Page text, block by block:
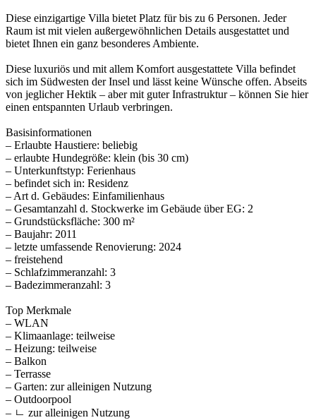
Diese einzigartige Villa bietet Platz für bis zu 6 Personen. Jeder
Raum ist mit vielen außergewöhnlichen Details ausgestattet und
bietet Ihnen ein ganz besonderes Ambiente.
Diese luxuriös und mit allem Komfort ausgestattete Villa befindet
sich im Südwesten der Insel und lässt keine Wünsche offen. Abseits
von jeglicher Hektik – aber mit guter Infrastruktur – können Sie hier
einen entspannten Urlaub verbringen.
Basisinformationen
– Erlaubte Haustiere: beliebig
– erlaubte Hundegröße: klein (bis 30 cm)
– Unterkunftstyp: Ferienhaus
– befindet sich in: Residenz
– Art d. Gebäudes: Einfamilienhaus
– Gesamtanzahl d. Stockwerke im Gebäude über EG: 2
– Grundstücksfläche: 300 m²
– Baujahr: 2011
– letzte umfassende Renovierung: 2024
– freistehend
– Schlafzimmeranzahl: 3
– Badezimmeranzahl: 3
Top Merkmale
– WLAN
– Klimaanlage: teilweise
– Heizung: teilweise
– Balkon
– Terrasse
– Garten: zur alleinigen Nutzung
– Outdoorpool
– ㄴ zur alleinigen Nutzung